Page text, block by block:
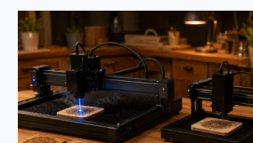
laser
pas
cher
:
lequel
choisir